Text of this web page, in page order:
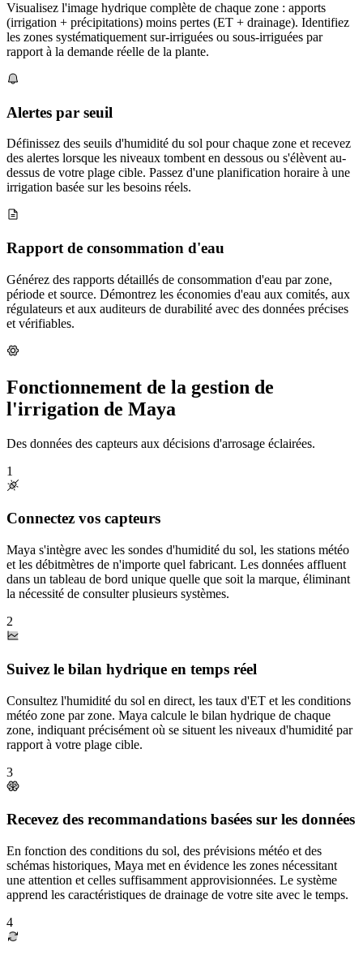
Visualisez l'image hydrique complète de chaque zone : apports
(irrigation + précipitations) moins pertes (ET + drainage). Identifiez
les zones systématiquement sur-irriguées ou sous-irriguées par
rapport à la demande réelle de la plante.
Alertes par seuil
Définissez des seuils d'humidité du sol pour chaque zone et recevez
des alertes lorsque les niveaux tombent en dessous ou s'élèvent au-
dessus de votre plage cible. Passez d'une planification horaire à une
irrigation basée sur les besoins réels.
Rapport de consommation d'eau
Générez des rapports détaillés de consommation d'eau par zone,
période et source. Démontrez les économies d'eau aux comités, aux
régulateurs et aux auditeurs de durabilité avec des données précises
et vérifiables.
Fonctionnement de la gestion de
l'irrigation de Maya
Des données des capteurs aux décisions d'arrosage éclairées.
1
Connectez vos capteurs
Maya s'intègre avec les sondes d'humidité du sol, les stations météo
et les débitmètres de n'importe quel fabricant. Les données affluent
dans un tableau de bord unique quelle que soit la marque, éliminant
la nécessité de consulter plusieurs systèmes.
2
Suivez le bilan hydrique en temps réel
Consultez l'humidité du sol en direct, les taux d'ET et les conditions
météo zone par zone. Maya calcule le bilan hydrique de chaque
zone, indiquant précisément où se situent les niveaux d'humidité par
rapport à votre plage cible.
3
Recevez des recommandations basées sur les données
En fonction des conditions du sol, des prévisions météo et des
schémas historiques, Maya met en évidence les zones nécessitant
une attention et celles suffisamment approvisionnées. Le système
apprend les caractéristiques de drainage de votre site avec le temps.
4